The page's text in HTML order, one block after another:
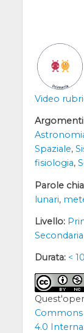
Video
Argomenti
Spaziale,
fisiologia,
Parole
lunari,
Livello:
Durata: <
4.0